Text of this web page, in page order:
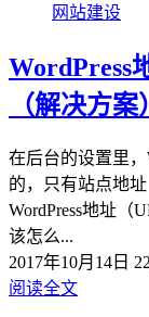
网站建设
WordPress
（解决方案）
在后台的设置里
的，只有站点地
WordPress地址（
该怎么...
2017年10月14日
阅读全文